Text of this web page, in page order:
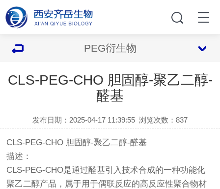
PEG衍生物
CLS-PEG-CHO 胆固醇-聚乙二醇-
醛基
发布日期：2025-04-17 11:39:55 浏览次数：837
CLS-PEG-CHO 胆固醇-聚乙二醇-醛基
描述：
CLS-PEG-CHO是通过醛基引入技术合成的一种功能化
聚乙二醇产品，属于用于偶联反应的高反应性聚合物材